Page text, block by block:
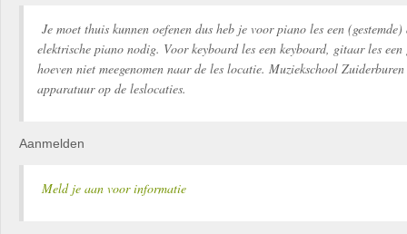
Je moet thuis kunnen oefenen dus heb je voor piano les een (gestemde)
elektrische piano nodig. Voor keyboard les een keyboard, gitaar les
hoeven niet meegenomen naar de les locatie. Muziekschool
apparatuur op de leslocaties.
Aanmelden
Meld je aan voor informatie